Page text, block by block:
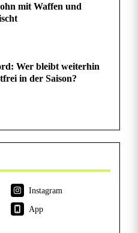
mit Waffen und
Wer bleibt weiterhin
in der Saison?
Instagram
App